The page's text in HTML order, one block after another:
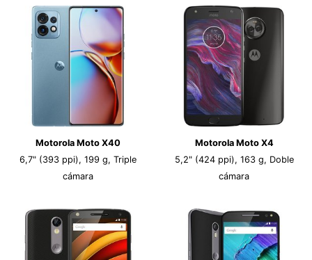
Motorola Moto X40
6,7" (393 ppi), 199 g, Triple
cámara
Motorola Moto X4
5,2" (424 ppi), 163 g, Doble
cámara